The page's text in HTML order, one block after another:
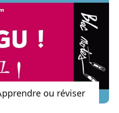
ou réviser